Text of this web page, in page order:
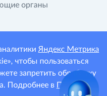
органы
Яндекс Метрика
чтобы пользоваться
запретить обработку
Подробнее в Политике